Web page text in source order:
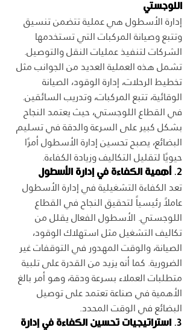
اللوجستي
إدارة الأسطول هي عملية تتضمن تنسيق
وتتبع وصيانة المركبات التي تستخدمها
الشركات لتنفيذ عمليات النقل والتوصيل.
تشمل هذه العملية العديد من الجوانب مثل
تخطيط الرحلات، إدارة الوقود، الصيانة
الوقائية، تتبع المركبات، وتدريب السائقين.
في القطاع اللوجستي، حيث يعتمد النجاح
بشكل كبير على السرعة والدقة في تسليم
البضائع، يصبح تحسين إدارة الأسطول أمرًا
حيويًا لتقليل التكاليف وزيادة الكفاءة.
2. أهمية الكفاءة في إدارة الأسطول
تعد الكفاءة التشغيلية في إدارة الأسطول
عاملاً رئيسياً لتحقيق النجاح في القطاع
اللوجستي. الأسطول الفعال يقلل من
تكاليف التشغيل مثل استهلاك الوقود،
الصيانة، والوقت المهدور في التوقفات غير
الضرورية. كما أنه يزيد من القدرة على تلبية
متطلبات العملاء بسرعة ودقة، وهو أمر بالغ
الأهمية في صناعة تعتمد على توصيل
البضائع في الوقت المحدد.
3. استراتيجيات تحسين الكفاءة في إدارة